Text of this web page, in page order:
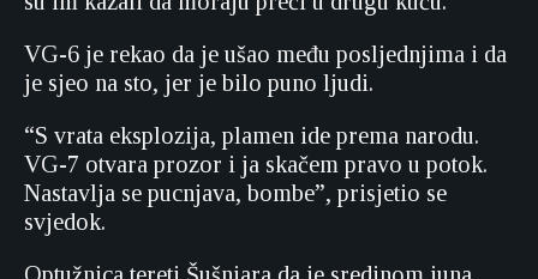
VG-6 je rekao da je ušao među posljednjima i da
je sjeo na sto, jer je bilo puno ljudi.
“S vrata eksplozija, plamen ide prema narodu.
VG-7 otvara prozor i ja skačem pravo u potok.
Nastavlja se pucnjava, bombe”, prisjetio se
svjedok.